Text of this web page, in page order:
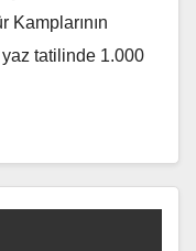
Kamplarının
yaz tatilinde 1.000